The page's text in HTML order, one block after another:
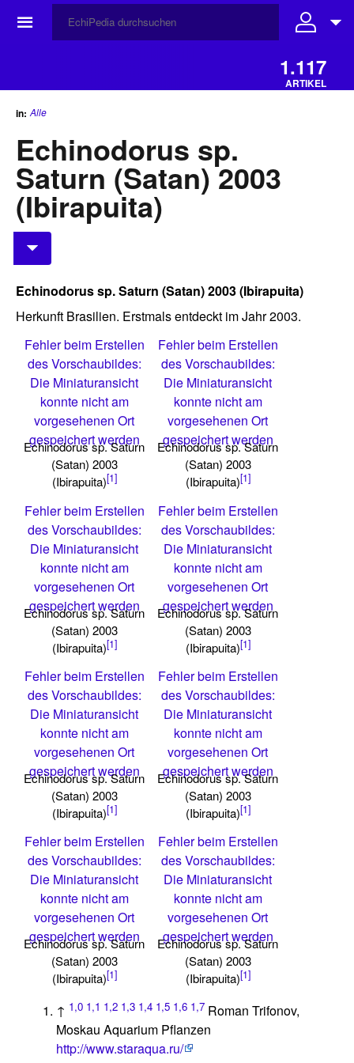
☰
1.117
ARTIKEL
in: Alle
Echinodorus sp.
Saturn (Satan) 2003
(Ibirapuita)
Echinodorus sp. Saturn (Satan) 2003 (Ibirapuita)
Herkunft Brasilien. Erstmals entdeckt im Jahr 2003.
Fehler beim Erstellen
des Vorschaubildes:
Die Miniaturansicht
konnte nicht am
vorgesehenen Ort
gespeichert werden
Echinodorus sp. Saturn
(Satan) 2003
(Ibirapuita)[1]
Fehler beim Erstellen
des Vorschaubildes:
Die Miniaturansicht
konnte nicht am
vorgesehenen Ort
gespeichert werden
Echinodorus sp. Saturn
(Satan) 2003
(Ibirapuita)[1]
Fehler beim Erstellen
des Vorschaubildes:
Die Miniaturansicht
konnte nicht am
vorgesehenen Ort
gespeichert werden
Echinodorus sp. Saturn
(Satan) 2003
(Ibirapuita)[1]
Fehler beim Erstellen
des Vorschaubildes:
Die Miniaturansicht
konnte nicht am
vorgesehenen Ort
gespeichert werden
Echinodorus sp. Saturn
(Satan) 2003
(Ibirapuita)[1]
Fehler beim Erstellen
des Vorschaubildes:
Die Miniaturansicht
konnte nicht am
vorgesehenen Ort
gespeichert werden
Echinodorus sp. Saturn
(Satan) 2003
(Ibirapuita)[1]
Fehler beim Erstellen
des Vorschaubildes:
Die Miniaturansicht
konnte nicht am
vorgesehenen Ort
gespeichert werden
Echinodorus sp. Saturn
(Satan) 2003
(Ibirapuita)[1]
Fehler beim Erstellen
des Vorschaubildes:
Die Miniaturansicht
konnte nicht am
vorgesehenen Ort
gespeichert werden
Echinodorus sp. Saturn
(Satan) 2003
(Ibirapuita)[1]
Fehler beim Erstellen
des Vorschaubildes:
Die Miniaturansicht
konnte nicht am
vorgesehenen Ort
gespeichert werden
Echinodorus sp. Saturn
(Satan) 2003
(Ibirapuita)[1]
↑ 1,0 1,1 1,2 1,3 1,4 1,5 1,6 1,7 Roman Trifonov,
Moskau Aquarium Pflanzen
http://www.staraqua.ru/